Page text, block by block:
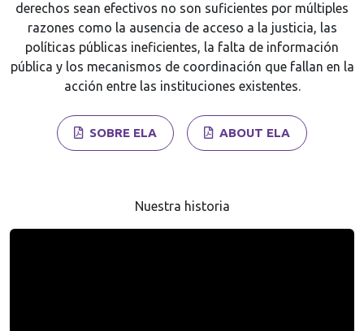
derechos sean efectivos no son suficientes por múltiples
razones como la ausencia de acceso a la justicia, las
políticas públicas ineficientes, la falta de información
pública y los mecanismos de coordinación que fallan en la
acción entre las instituciones existentes.
SOBRE ELA ABOUT ELA
Nuestra historia